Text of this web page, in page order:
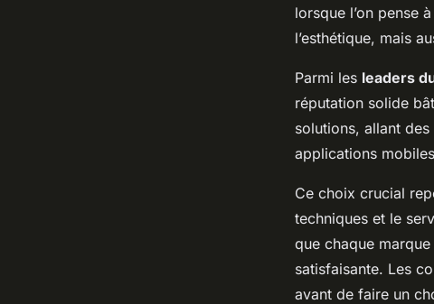
5 min de lecturelorsque l’on pense
l’esthétique, mais
Parmi les leaders
réputation solide
solutions, allant
applications
Ce choix crucial
techniques et le
que chaque
satisfaisante. Les
avant de faire un